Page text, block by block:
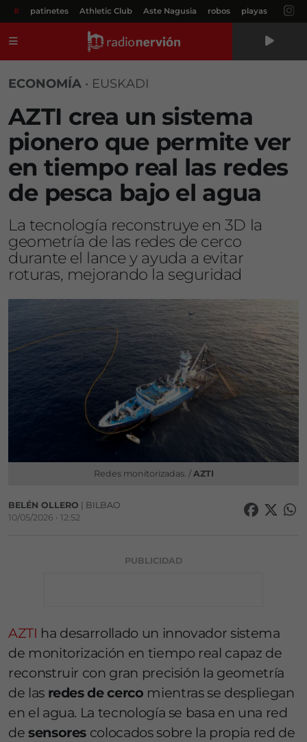
# patinetes Athletic Club Aste Nagusia robos playas
ECONOMÍA • EUSKADI
AZTI crea un sistema
pionero que permite ver
en tiempo real las redes
de pesca bajo el agua
La tecnología reconstruye en 3D la
geometría de las redes de cerco
durante el lance y ayuda a evitar
roturas, mejorando la seguridad
Redes monitorizadas. / AZTI
BELÉN OLLERO | BILBAO
10/05/2026 • 12:52
PUBLICIDAD
AZTI ha desarrollado un innovador sistema
de monitorización en tiempo real capaz de
reconstruir con gran precisión la geometría
de las redes de cerco mientras se despliegan
en el agua. La tecnología se basa en una red
de sensores colocados sobre la propia red de